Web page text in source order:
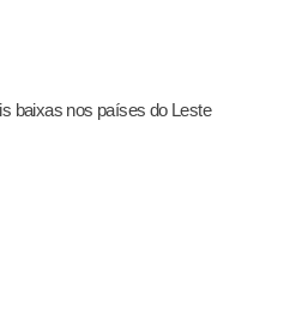
baixas nos países do Leste